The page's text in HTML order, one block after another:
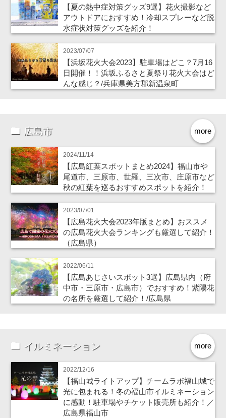
【夏の熱中症対策グッズ9選】花火撮影など
アウトドアにおすすめ！冷却スプレーなど脱
水症状対策グッズを紹介！
2023/07/07
【浜坂花火大会2023】駐車場はどこ？7月16
日開催！！浜坂ふるさと夏祭り花火大会はど
んな感じ？/兵庫県美方郡新温泉町
more
広島市
2024/11/14
【広島紅葉スポットまとめ2024】福山市や
尾道市、三原市、世羅、三次市、庄原市など
秋の紅葉を巡るおすすめスポットを紹介！
2023/07/01
【広島花火大会2023年版まとめ】おススメ
の広島花火大会ランキングも厳選して紹介！
（広島県）
2022/06/11
【広島あじさいスポット3選】広島県内（府
中市・三原市・広島市）でおすすめ！紫陽花
の名所を厳選して紹介！/広島県
more
イルミネーション
2022/12/16
【福山城ライトアップ】チームラボ福山城で
光に包まれる！冬の福山市イルミネーション
に感動！駐車場やチケット販売所も紹介！／
広島県福山市